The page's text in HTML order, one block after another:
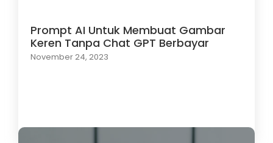
Prompt AI Untuk Membuat Gambar
Keren Tanpa Chat GPT Berbayar
November 24, 2023